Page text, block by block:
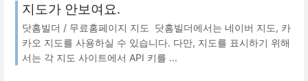
지도가 안보여요.
닷홈빌더 / 무료홈페이지 지도 닷홈빌더에서는 네이버 지도, 카
카오 지도를 사용하실 수 있습니다. 다만, 지도를 표시하기 위해
서는 각 지도 사이트에서 API 키를 ...